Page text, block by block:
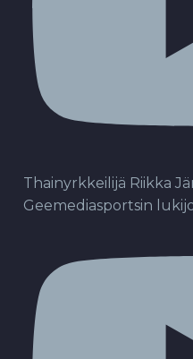
Thainyrkkeilijä Riikka
Geemediasportsin